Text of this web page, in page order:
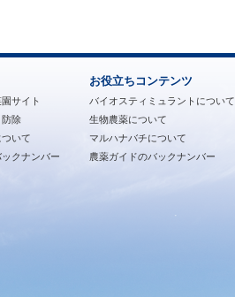
サイト
防除
いて
クナンバー
お役立ちコンテンツ
バイオスティミュラントについて
生物農薬について
マルハナバチについて
農薬ガイドのバックナンバー